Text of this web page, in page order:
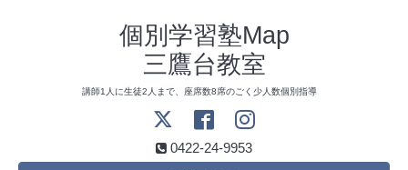
個別学習塾Map
三鷹台教室
講師1人に生徒2人まで、座席数8席のごく少人数個別指導
0422-24-9953